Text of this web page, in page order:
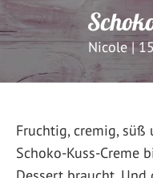
Nicole|
Fruchtig, cremig,
Schoko-Kuss-Creme